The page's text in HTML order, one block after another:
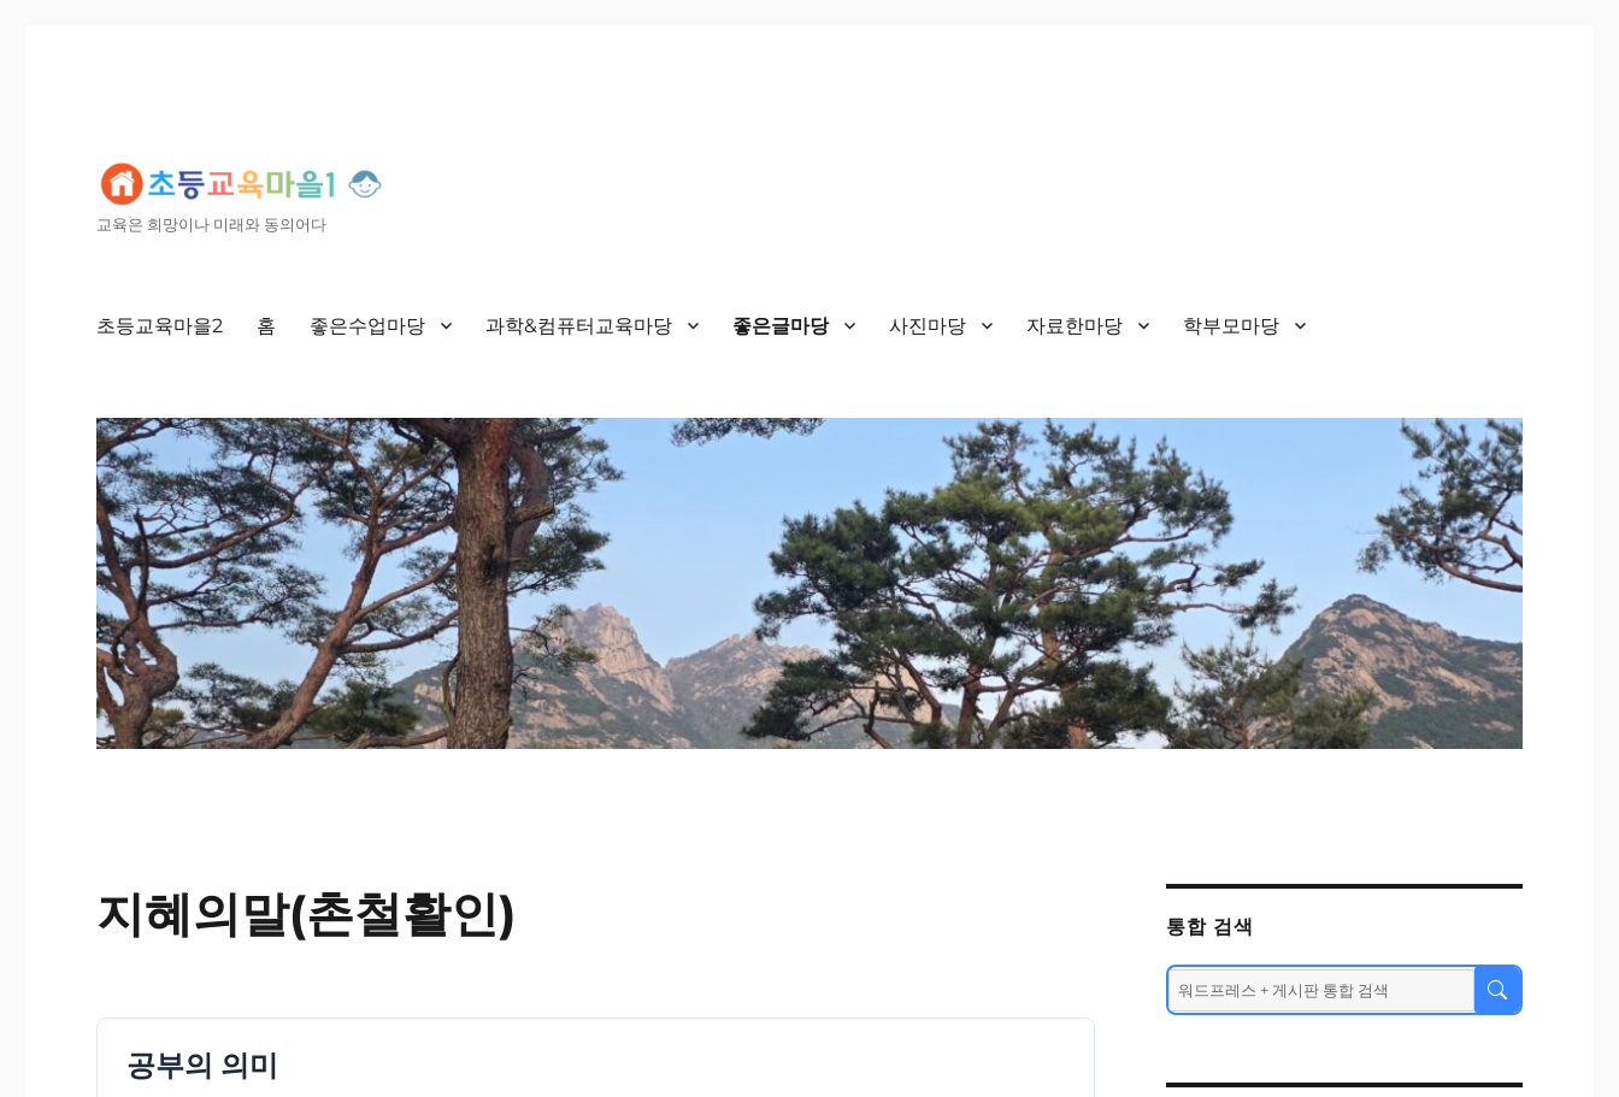
교육은 희망이나 미래와 동의어다
초등교육마을2 홈 좋은수업마당 과학&컴퓨터교육마당 좋은글마당 사진마당 자료한마당 학부모마당
지혜의말(촌철활인)
공부의 의미
통합 검색